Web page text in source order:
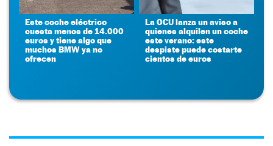
Este coche eléctrico
cuesta menos de 14.000
euros y tiene algo que
muchos BMW ya no
ofrecen
La OCU lanza un aviso a
quienes alquilen un coche
este verano: este
despiste puede costarte
cientos de euros